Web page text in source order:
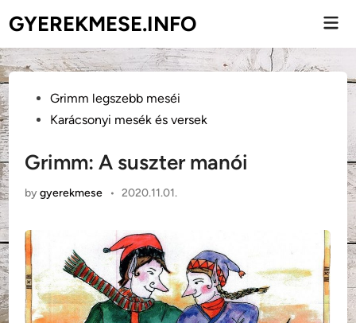
to
content
GYEREKMESE.INFO
PostedGrimm legszebb meséi
Karácsonyi mesék és versek
Grimm: A suszter manói
bygyerekmese • 2020.11.01.